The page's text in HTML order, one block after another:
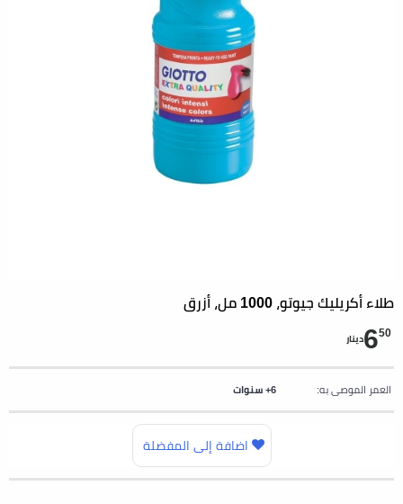
طلاء أكريليك جيوتو، 1000 مل، أزرق
650 دينار
العمر الموصى به: 6+ سنوات
اضافة إلى المفضلة